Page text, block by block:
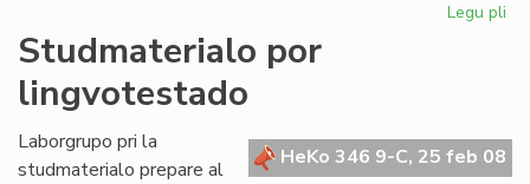
Legu pli
Studmaterialo por
lingvotestado
HeKo 346 9-C, 25 feb 08
Laborgrupo pri la
studmaterialo prepare al